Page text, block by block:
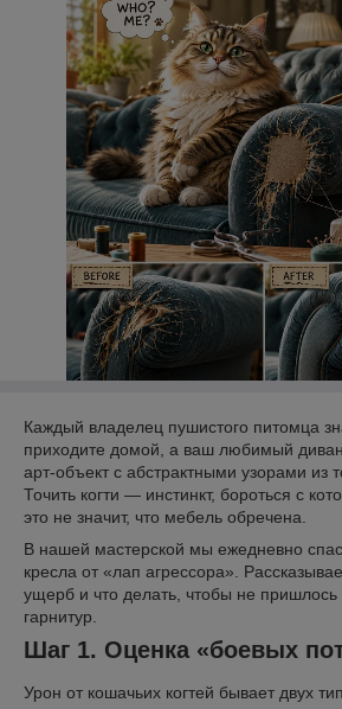
Каждый владелец пушистого питомца
приходите домой, а ваш любимый
арт-объект с абстрактными узорами из
Точить когти — инстинкт, бороться с
это не значит, что мебель обречена.
В нашей мастерской мы ежедневно
кресла от «лап агрессора».
ущерб и что делать, чтобы не пришлось
гарнитур.
Шаг 1. Оценка «боевых
Урон от кошачьих когтей бывает двух